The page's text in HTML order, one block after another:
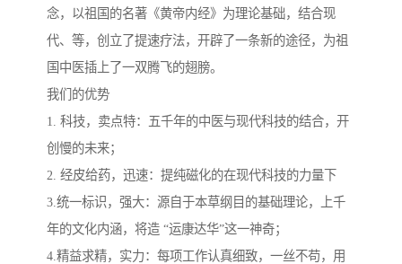
念，以祖国的名著《黄帝内经》为理论基础，结合现
代、等，创立了提速疗法，开辟了一条新的途径，为祖
国中医插上了一双腾飞的翅膀。
我们的优势
1. 科技，卖点特：五千年的中医与现代科技的结合，开
创慢的未来；
2. 经皮给药，迅速：提纯磁化的在现代科技的力量下
3.统一标识，强大：源自于本草纲目的基础理论，上千
年的文化内涵，将造 “运康达华”这一神奇；
4.精益求精，实力：每项工作认真细致，一丝不苟，用